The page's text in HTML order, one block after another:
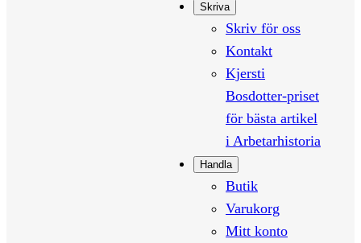
Skriva
Skriv för oss
Kontakt
Kjersti
Bosdotter-priset
för bästa artikel
i Arbetarhistoria
Handla
Butik
Varukorg
Mitt konto